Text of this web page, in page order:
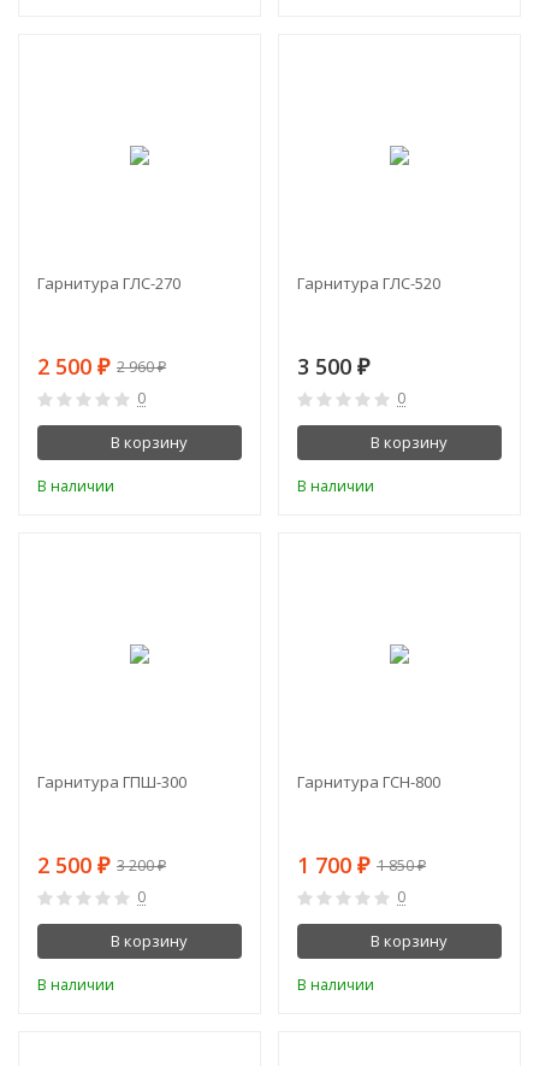
Гарнитура ГЛС-270
2 500 ₽ 2 960₽
0
В корзину
В наличии
Гарнитура ГЛС-520
3 500 ₽
0
В корзину
В наличии
Гарнитура ГПШ-300
2 500 ₽ 3 200₽
0
В корзину
В наличии
Гарнитура ГСН-800
1 700 ₽ 1 850₽
0
В корзину
В наличии